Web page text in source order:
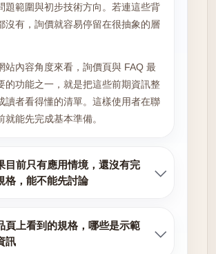
題範圍與初步技術方向。若連這些背
沒有，詢價就容易停留在很抽象的層
站內容角度來看，詢價頁與 FAQ 最
的功能之一，就是把這些前期資訊整
讀者看得懂的清單。這樣使用者在聯
就能先完成基本準備。
目前只有應用情境，還沒有完
格，能不能先討論
頁上看到的規格，哪些是示範
訊